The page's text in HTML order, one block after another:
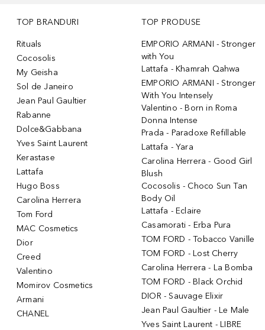
TOP BRANDURI
Rituals
Cocosolis
My Geisha
Sol de Janeiro
Jean Paul Gaultier
Rabanne
Dolce&Gabbana
Yves Saint Laurent
Kerastase
Lattafa
Hugo Boss
Carolina Herrera
Tom Ford
MAC Cosmetics
Dior
Creed
Valentino
Momirov Cosmetics
Armani
CHANEL
TOP PRODUSE
EMPORIO ARMANI - Stronger
with You
Lattafa - Khamrah Qahwa
EMPORIO ARMANI - Stronger
With You Intensely
Valentino - Born in Roma
Donna Intense
Prada - Paradoxe Refillable
Lattafa - Yara
Carolina Herrera - Good Girl
Blush
Cocosolis - Choco Sun Tan
Body Oil
Lattafa - Eclaire
Casamorati - Erba Pura
TOM FORD - Tobacco Vanille
TOM FORD - Lost Cherry
Carolina Herrera - La Bomba
TOM FORD - Black Orchid
DIOR - Sauvage Elixir
Jean Paul Gaultier - Le Male
Yves Saint Laurent - LIBRE